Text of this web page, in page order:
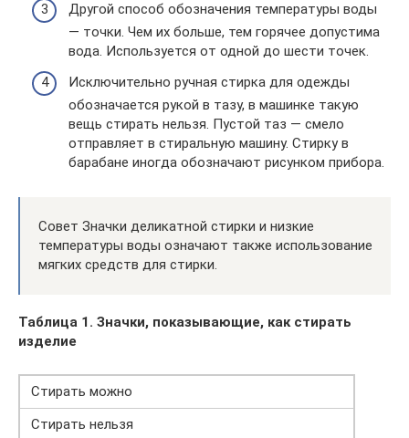
Другой способ обозначения температуры воды
— точки. Чем их больше, тем горячее допустима
вода. Используется от одной до шести точек.
Исключительно ручная стирка для одежды
обозначается рукой в тазу, в машинке такую
вещь стирать нельзя. Пустой таз — смело
отправляет в стиральную машину. Стирку в
барабане иногда обозначают рисунком прибора.
Совет Значки деликатной стирки и низкие
температуры воды означают также использование
мягких средств для стирки.
Таблица 1. Значки, показывающие, как стирать
изделие
Стирать можно
Стирать нельзя